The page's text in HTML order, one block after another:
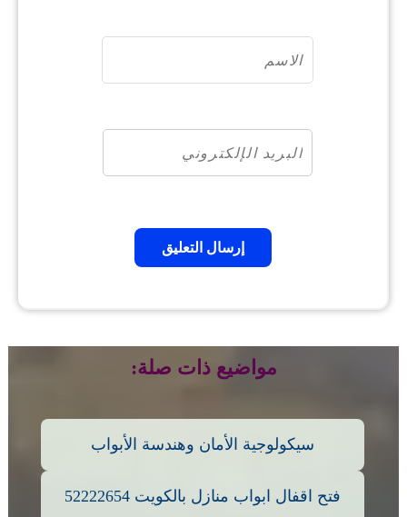
مواضيع ذات صلة:
سيكولوجية الأمان وهندسة الأبواب
فتح اقفال ابواب منازل بالكويت 52222654